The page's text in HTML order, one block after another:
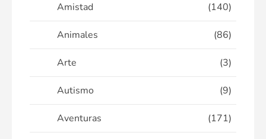
Amistad (140)
Animales (86)
Arte (3)
Autismo (9)
Aventuras (171)